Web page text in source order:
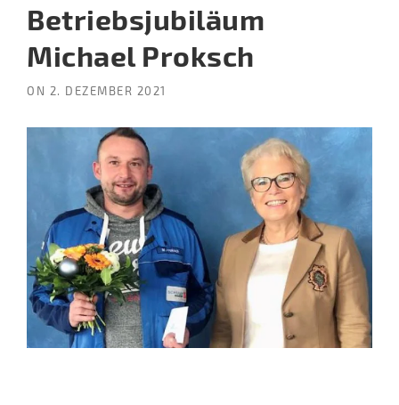
Betriebsjubiläum
Michael Proksch
ON 2. DEZEMBER 2021